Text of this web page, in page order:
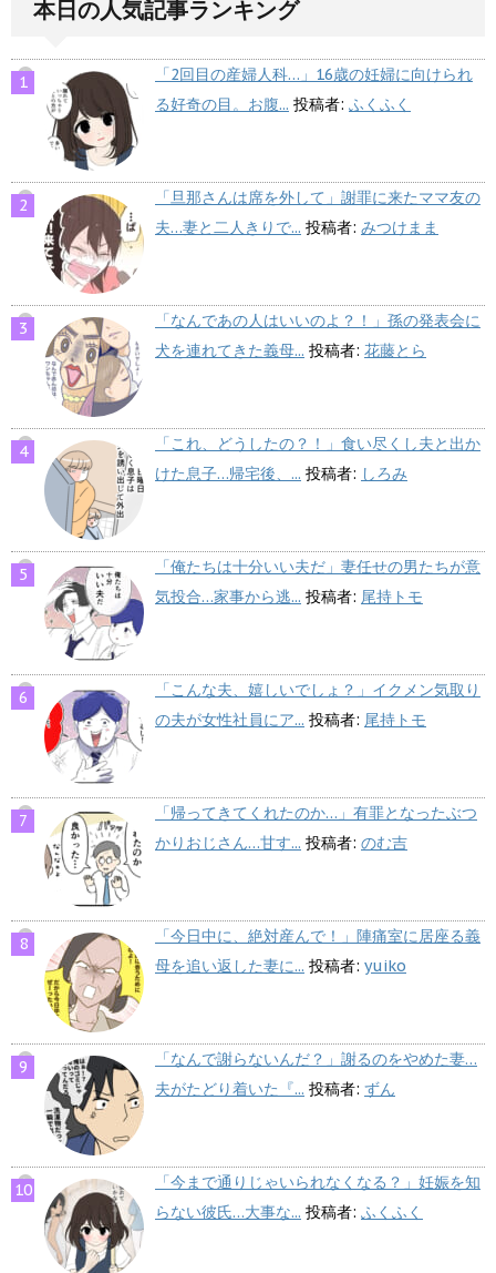
本日の人気記事ランキング
「2回目の産婦人科…」16歳の妊婦に向けられ
る好奇の目。お腹... 投稿者: ふくふく
「旦那さんは席を外して」謝罪に来たママ友の
夫…妻と二人きりで... 投稿者: みつけまま
「なんであの人はいいのよ？！」孫の発表会に
犬を連れてきた義母... 投稿者: 花藤とら
「これ、どうしたの？！」食い尽くし夫と出か
けた息子…帰宅後、... 投稿者: しろみ
「俺たちは十分いい夫だ」妻任せの男たちが意
気投合…家事から逃... 投稿者: 尾持トモ
「こんな夫、嬉しいでしょ？」イクメン気取り
の夫が女性社員にア... 投稿者: 尾持トモ
「帰ってきてくれたのか…」有罪となったぶつ
かりおじさん…甘す... 投稿者: のむ吉
「今日中に、絶対産んで！」陣痛室に居座る義
母を追い返した妻に... 投稿者: yuiko
「なんで謝らないんだ？」謝るのをやめた妻…
夫がたどり着いた『... 投稿者: ずん
「今まで通りじゃいられなくなる？」妊娠を知
らない彼氏…大事な... 投稿者: ふくふく